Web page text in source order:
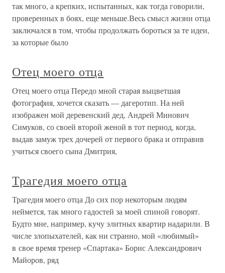
так много, а крепких, испытанных, как тогда говорили,
проверенных в боях, еще меньше.Весь смысл жизни отца
заключался в том, чтобы продолжать бороться за те идеи,
за которые было
Отец моего отца
Отец моего отца Передо мной старая выцветшая
фотография, хочется сказать — дагеротип. На ней
изображен мой деревенский дед, Андрей Минович
Симуков, со своей второй женой в тот период, когда,
выдав замуж трех дочерей от первого брака и отправив
учиться своего сына Дмитрия,
Трагедия моего отца
Трагедия моего отца До сих пор некоторым людям
неймется, так много гадостей за моей спиной говорят.
Будто мне, например, кучу элитных квартир надарили. В
числе злопыхателей, как ни странно, мой «любимый»
в свое время тренер «Спартака» Борис Александрович
Майоров, ряд